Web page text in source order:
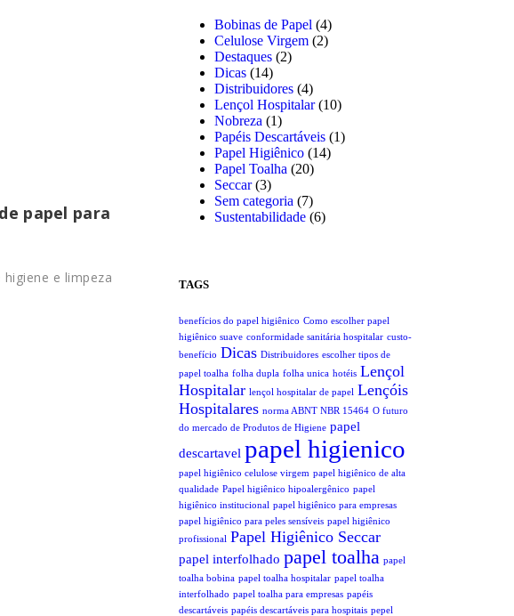
papel para
e limpeza
Bobinas de Papel (4)
Celulose Virgem (2)
Destaques (2)
Dicas (14)
Distribuidores (4)
Lençol Hospitalar(10)
Nobreza (1)
Papéis Descartáveis (1)
Papel Higiênico (14)
Papel Toalha (20)
Seccar(3)
Sem categoria (7)
Sustentabilidade (6)
TAGS
benefícios do papel higiênico Como escolher papel
higiênico suave conformidade sanitária hospitalar custo-
benefício Dicas Distribuidores escolher tipos de
papel toalha folha dupla folha unica hotéis Lençol
Hospitalar lençol hospitalar de papel Lençóis
Hospitalares norma ABNT NBR 15464 O futuro
do mercado de Produtos de Higiene papel
descartavel papel higienico
papel higiênico celulose virgem papel higiênico de alta
qualidade Papel higiênico hipoalergênico papel
higiênico institucional papel higiênico para empresas
papel higiênico para peles sensíveis papel higiênico
profissional Papel Higiênico Seccar
papel interfolhado papel toalha papel
toalha bobina papel toalha hospitalar papel toalha
interfolhado papel toalha para empresas papéis
descartáveis papéis descartáveis para hospitais pepel